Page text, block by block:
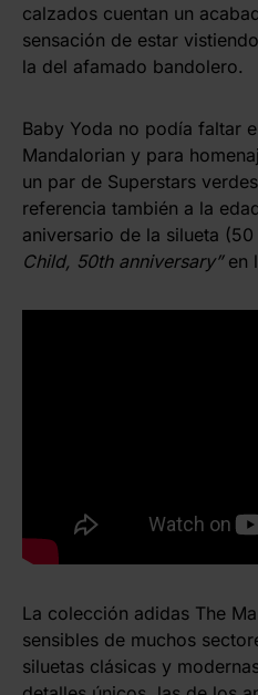
calzados cuentan un
sensación de estar
la del afamado bandolero.
Baby Yoda no podía faltar
Mandalorian y para
un par de Superstars
referencia también a la
aniversario de la silueta
Child, 50th anniversary” en
La colección adidas The
sensibles de muchos
siluetas clásicas y